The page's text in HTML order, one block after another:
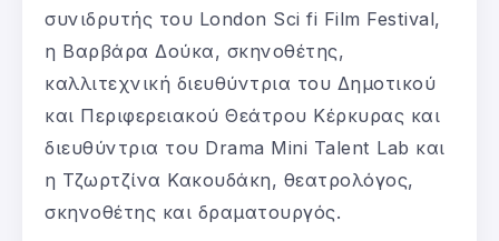
συνιδρυτής του London Sci fi Film Festival,
η Βαρβάρα Δούκα, σκηνοθέτης,
καλλιτεχνική διευθύντρια του Δημοτικού
και Περιφερειακού Θεάτρου Κέρκυρας και
διευθύντρια του Drama Mini Talent Lab και
η Τζωρτζίνα Κακουδάκη, θεατρολόγος,
σκηνοθέτης και δραματουργός.